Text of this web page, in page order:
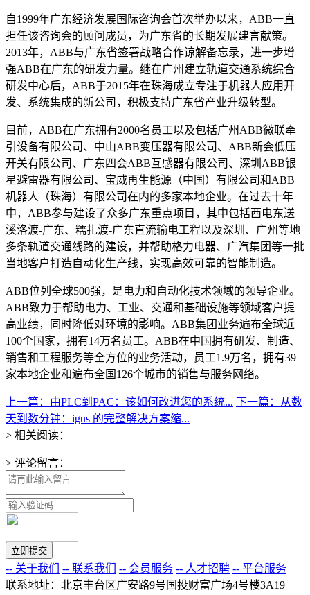
自1999年广东经济发展国际咨询会首次举办以来，ABB一直
担任该咨询会的顾问成员，为广东省的长期发展建言献策。
2013年，ABB与广东省签署战略合作谅解备忘录，进一步增
强ABB在广东的研发力量。继在广州建立轨道交通系统综合
研发中心后，ABB于2015年在珠海成立专注于机器人应用开
发、系统集成的新公司，积极支持广东省产业升级转型。
目前，ABB在广东拥有2000名员工以及包括广州ABB微联牵
引设备有限公司、中山ABB变压器有限公司、ABB新会低压
开关有限公司、广东四会ABB互感器有限公司、深圳ABB银
星避雷器有限公司、宝威再生能源（中国）有限公司和ABB
机器人（珠海）有限公司在内的多家本地企业。在过去十年
中，ABB参与建设了众多广东重点项目，其中包括西电东送
溪洛渡-广东、糯扎渡-广东直流输电工程以及深圳、广州等地
多条轨道交通线路的建设，并帮助格力电器、广汽集团等一批
当地客户打造自动化生产线，实现高效可靠的智能制造。
ABB位列全球500强，是电力和自动化技术领域的领导企业。
ABB致力于帮助电力、工业、交通和基础设施等领域客户提
高业绩，同时降低对环境的影响。ABB集团业务遍布全球近
100个国家，拥有14万名员工。ABB在中国拥有研发、制造、
销售和工程服务等全方位的业务活动，员工1.9万名，拥有39
家本地企业和遍布全国126个城市的销售与服务网络。
上一篇：由PLC到PAC：该如何改进您的系统... 下一篇：从数
天到数分钟：igus 的完整解决方案缩...
> 相关阅读：
> 评论留言：
-- 关于我们 -- 联系我们 -- 会员服务 -- 人才招聘 -- 平台服务
联系地址：北京丰台区广安路9号国投财富广场4号楼3A19